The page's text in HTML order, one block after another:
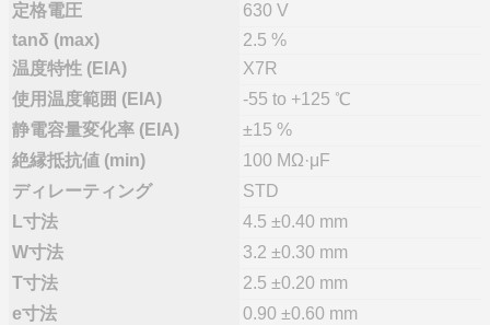
定格電圧
630 V
tanδ (max)
2.5 %
温度特性 (EIA)
X7R
使用温度範囲 (EIA)
-55 to +125 ℃
静電容量変化率 (EIA)
±15 %
絶縁抵抗値 (min)
100 MΩ·μF
ディレーティング
STD
L寸法
4.5 ±0.40 mm
W寸法
3.2 ±0.30 mm
T寸法
2.5 ±0.20 mm
e寸法
0.90 ±0.60 mm